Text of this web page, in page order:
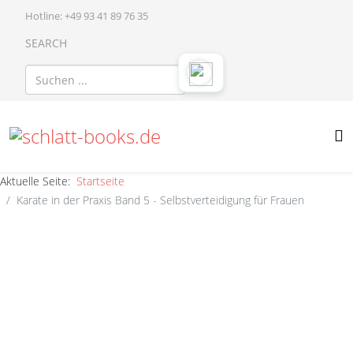
Hotline: +49 93 41 89 76 35
SEARCH
Aktuelle Seite: Startseite
Karate in der Praxis Band 5 - Selbstverteidigung für Frauen